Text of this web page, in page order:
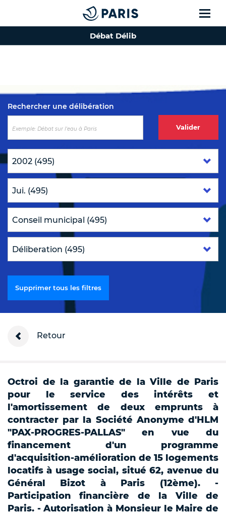
Top of the page
Débat Délib
Rechercher une délibération
Valider
Supprimer tous les filtres
Retour
Octroi de la garantie de la Ville de Paris
pour le service des intérêts et
l'amortissement de deux emprunts à
contracter par la Société Anonyme d'HLM
"PAX-PROGRES-PALLAS" en vue du
financement d'un programme
d'acquisition-amélioration de 15 logements
locatifs à usage social, situé 62, avenue du
Général Bizot à Paris (12ème). -
Participation financière de la Ville de
Paris. - Autorisation à Monsieur le Maire de